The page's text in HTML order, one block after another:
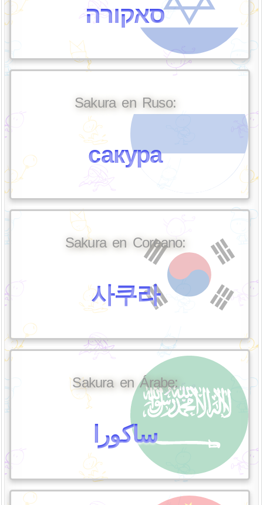
סאקורה
Sakura en Ruso:
сакура
Sakura en Coreano:
사쿠라
Sakura en Árabe:
ساكورا